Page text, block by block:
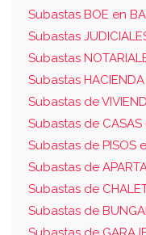
Subastas BOE en
Subastas
Subastas
Subastas
Subastas de
Subastas de
Subastas de PISOS
Subastas de
Subastas de
Subastas de